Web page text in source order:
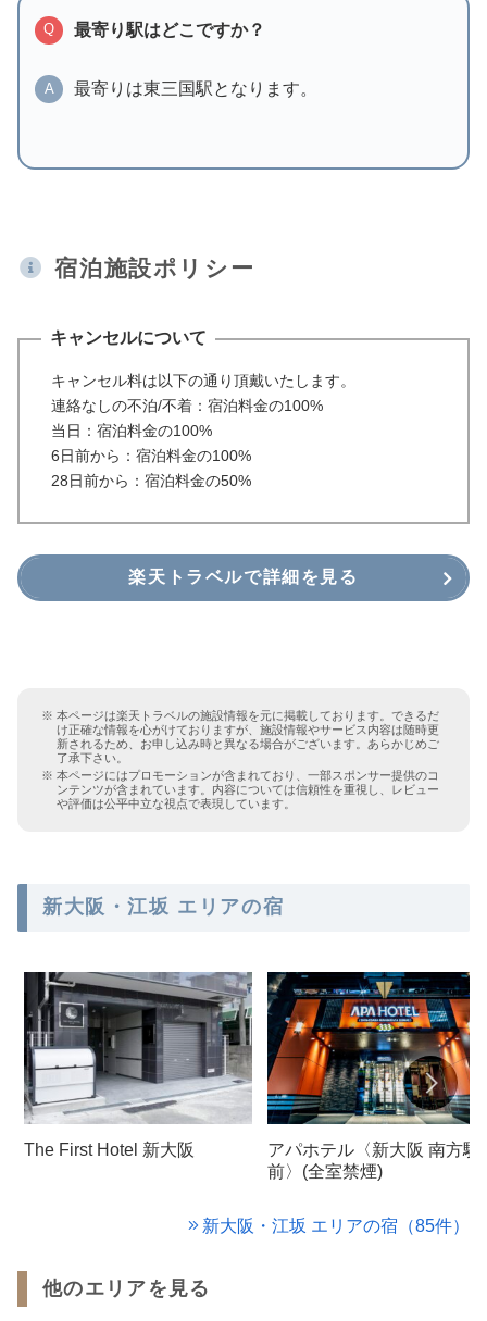
Q 最寄り駅はどこですか？
A 最寄りは東三国駅となります。
宿泊施設ポリシー
キャンセルについて
キャンセル料は以下の通り頂戴いたします。
連絡なしの不泊/不着：宿泊料金の100%
当日：宿泊料金の100%
6日前から：宿泊料金の100%
28日前から：宿泊料金の50%
楽天トラベルで詳細を見る
本ページは楽天トラベルの施設情報を元に掲載しております。できるだ
け正確な情報を心がけておりますが、施設情報やサービス内容は随時更
新されるため、お申し込み時と異なる場合がございます。あらかじめご
了承下さい。
本ページにはプロモーションが含まれており、一部スポンサー提供のコ
ンテンツが含まれています。内容については信頼性を重視し、レビュー
や評価は公平中立な視点で表現しています。
新大阪・江坂 エリアの宿
The First Hotel 新大阪
アパホテル〈新大阪 南方駅
前〉(全室禁煙)
新大阪・江坂 エリアの宿（85件）
他のエリアを見る